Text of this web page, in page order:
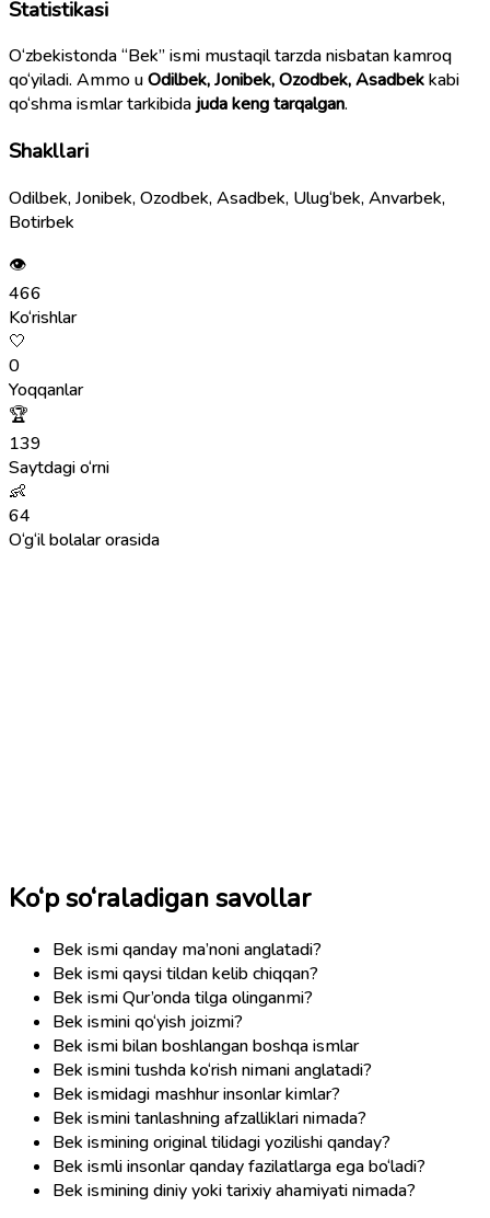
Statistikasi
O‘zbekistonda “Bek” ismi mustaqil tarzda nisbatan kamroq
qo‘yiladi. Ammo uOdilbek, Jonibek, Ozodbek, Asadbekkabi
qo‘shma ismlar tarkibidajuda keng tarqalgan.
Shakllari
Odilbek, Jonibek, Ozodbek, Asadbek, Ulug‘bek, Anvarbek,
Botirbek
👁
466
Ko‘rishlar
🤍
0
Yoqqanlar
🏆
139
Saytdagi o‘rni
👶
64
O‘g‘il bolalar orasida
Ko‘p so‘raladigan savollar
Bek ismi qanday ma’noni anglatadi?
Bek ismi qaysi tildan kelib chiqqan?
Bek ismi Qur’onda tilga olinganmi?
Bek ismini qo‘yish joizmi?
Bek ismi bilan boshlangan boshqa ismlar
Bek ismini tushda ko‘rish nimani anglatadi?
Bek ismidagi mashhur insonlar kimlar?
Bek ismini tanlashning afzalliklari nimada?
Bek ismining original tilidagi yozilishi qanday?
Bek ismli insonlar qanday fazilatlarga ega bo‘ladi?
Bek ismining diniy yoki tarixiy ahamiyati nimada?